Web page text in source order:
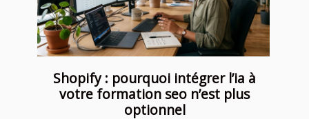
Shopify : pourquoi intégrer l’ia à
votre formation seo n’est plus
optionnel